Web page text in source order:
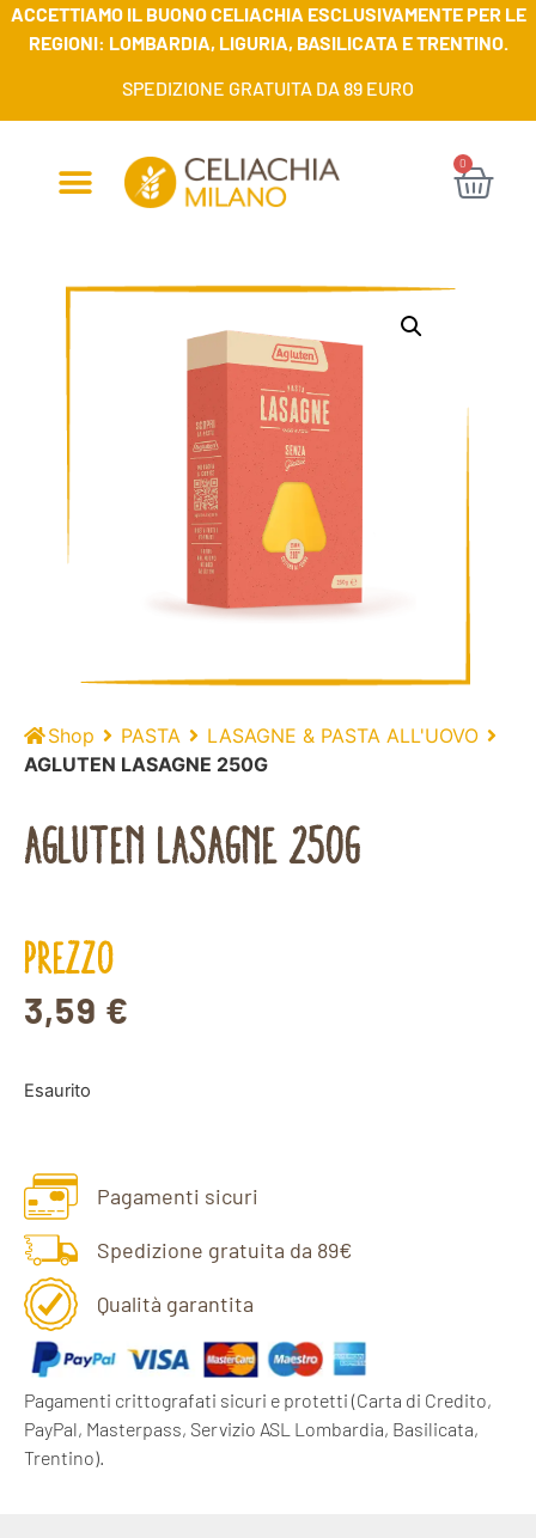
ACCETTIAMO IL BUONO CELIACHIA ESCLUSIVAMENTE PER LE
REGIONI: LOMBARDIA, LIGURIA, BASILICATA E TRENTINO.
SPEDIZIONE GRATUITA DA 89 EURO
0
Shop PASTA
LASAGNE & PASTA ALL'UOVO
AGLUTEN LASAGNE 250G
AGLUTEN LASAGNE 250G
PREZZO
3,59 €
Esaurito
Pagamenti sicuri
Spedizione gratuita da 89€
Qualità garantita
Pagamenti crittografati sicuri e protetti (Carta di Credito,
PayPal, Masterpass, Servizio ASL Lombardia, Basilicata,
Trentino).